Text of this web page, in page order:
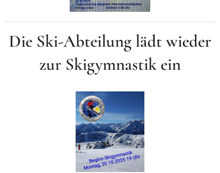
Die Ski-Abteilung lädt wieder
zur Skigymnastik ein